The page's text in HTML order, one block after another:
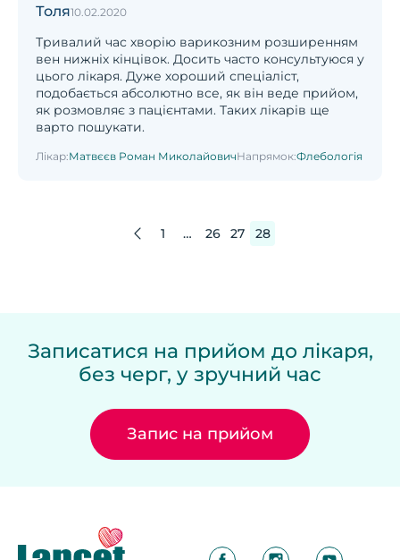
Толя10.02.2020
Тривалий час хворію варикозним розширенням
вен нижніх кінцівок. Досить часто консультуюся у
цього лікаря. Дуже хороший спеціаліст,
подобається абсолютно все, як він веде прийом,
як розмовляє з пацієнтами. Таких лікарів ще
варто пошукати.
Лікар:Матвєєв Роман МиколайовичНапрямок:Флебологія
1 … 26 27 28
Записатися на прийом до лікаря,
без черг, у зручний час
Запис на прийом